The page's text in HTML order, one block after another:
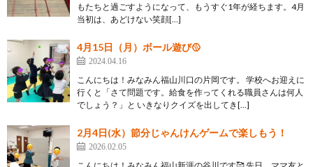
もたちと過ごすようになって、もうすぐ1年が経ちます。4月
当初は、あどけない笑顔[…]
4月15日（月）ボール遊び🥎
2024.04.16
こんにちは！みなみん福山川口の片岡です。 学校へお迎えに
行くと「さて問題です。給食を作ってくれる職員さんは何人
でしょう？」と いきなりクイズを出してき[…]
2月4日(水）節分じゃんけんゲームで楽しもう！
2026.02.05